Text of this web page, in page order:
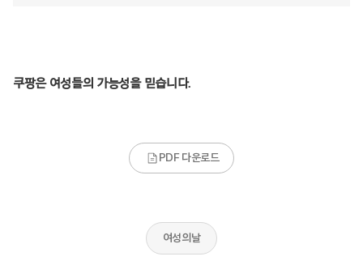
쿠팡은 여성들의 가능성을 믿습니다.
PDF 다운로드
여성의날